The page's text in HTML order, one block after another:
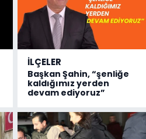
İLÇELER
Başkan Şahin, “şenliğe
kaldığımız yerden
devam ediyoruz”